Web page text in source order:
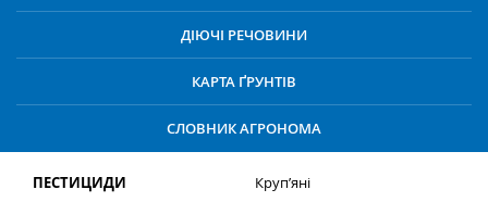
ДІЮЧІ РЕЧОВИНИ
КАРТА ҐРУНТІВ
СЛОВНИК АГРОНОМА
ПЕСТИЦИДИ
Круп’яні